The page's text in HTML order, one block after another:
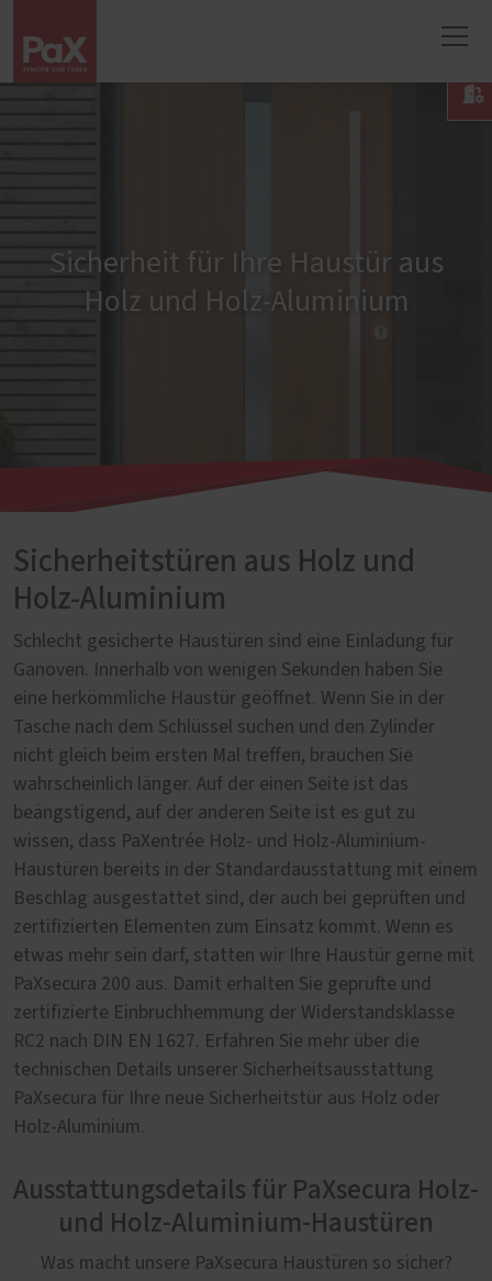
Sicherheit für Ihre Haustür aus
Holz und Holz-Aluminium
Sicherheitstüren aus Holz und
Holz-Aluminium
Schlecht gesicherte Haustüren sind eine Einladung für
Ganoven. Innerhalb von wenigen Sekunden haben Sie
eine herkömmliche Haustür geöffnet. Wenn Sie in der
Tasche nach dem Schlüssel suchen und den Zylinder
nicht gleich beim ersten Mal treffen, brauchen Sie
wahrscheinlich länger. Auf der einen Seite ist das
beängstigend, auf der anderen Seite ist es gut zu
wissen, dass PaXentrée Holz- und Holz-Aluminium-
Haustüren bereits in der Standardausstattung mit einem
Beschlag ausgestattet sind, der auch bei geprüften und
zertifizierten Elementen zum Einsatz kommt. Wenn es
etwas mehr sein darf, statten wir Ihre Haustür gerne mit
PaXsecura 200 aus. Damit erhalten Sie geprüfte und
zertifizierte Einbruchhemmung der Widerstandsklasse
RC2 nach DIN EN 1627. Erfahren Sie mehr über die
technischen Details unserer Sicherheitsausstattung
PaXsecura für Ihre neue Sicherheitstür aus Holz oder
Holz-Aluminium.
Ausstattungsdetails für PaXsecura Holz-
und Holz-Aluminium-Haustüren
Was macht unsere PaXsecura Haustüren so sicher?
